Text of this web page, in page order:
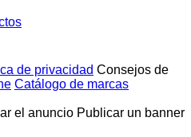
de privacidad Consejos de
Catálogo de marcas
el anuncio Publicar un banner